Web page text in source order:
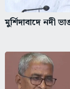
মুর্শিদাবাদে নদী